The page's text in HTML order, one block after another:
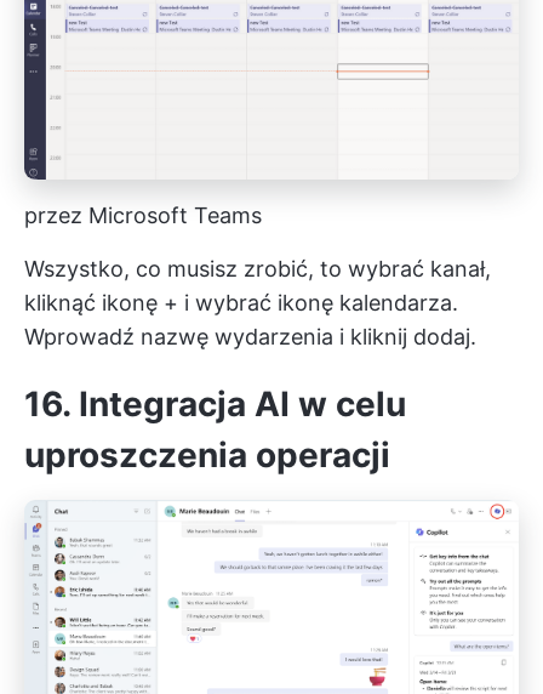
przez Microsoft Teams
Wszystko, co musisz zrobić, to wybrać kanał,
kliknąć ikonę + i wybrać ikonę kalendarza.
Wprowadź nazwę wydarzenia i kliknij dodaj.
16. Integracja AI w celu
uproszczenia operacji